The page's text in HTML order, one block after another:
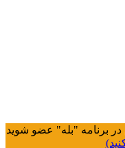
در برنامه "بله" عضو شوید